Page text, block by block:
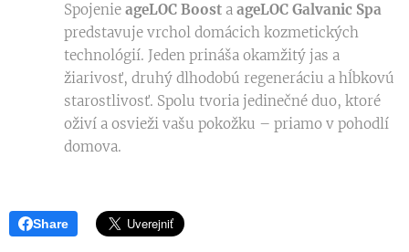
Spojenie ageLOC Boost a ageLOC Galvanic Spa
predstavuje vrchol domácich kozmetických
technológií. Jeden prináša okamžitý jas a
žiarivosť, druhý dlhodobú regeneráciu a hĺbkovú
starostlivosť. Spolu tvoria jedinečné duo, ktoré
oživí a osvieži vašu pokožku – priamo v pohodlí
domova.
Share